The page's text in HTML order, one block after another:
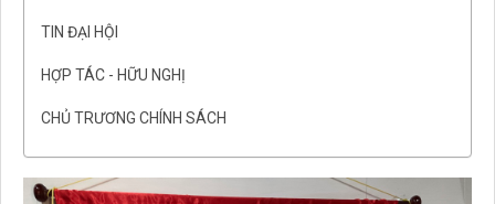
TIN ĐẠI HỘI
HỢP TÁC - HỮU NGHỊ
CHỦ TRƯƠNG CHÍNH SÁCH